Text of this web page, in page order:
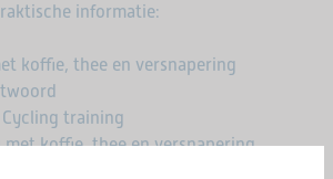
informatie:
koffie, thee en versnapering
training
met koffie, thee en versnapering.